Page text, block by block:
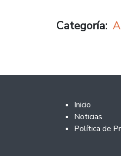
Categoría
Footer 2
Inicio
Noticias
Política de